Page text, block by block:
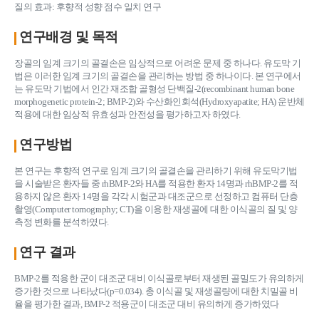
질의 효과: 후향적 성향 점수 일치 연구
연구배경 및 목적
장골의 임계 크기의 골결손은 임상적으로 어려운 문제 중 하나다. 유도막 기
법은 이러한 임계 크기의 골결손을 관리하는 방법 중 하나이다. 본 연구에서
는 유도막 기법에서 인간 재조합 골형성 단백질-2(recombinant human bone
morphogenetic protein-2; BMP-2)와 수산화인회석(Hydroxyapatite; HA) 운반체
적용에 대한 임상적 유효성과 안전성을 평가하고자 하였다.
연구방법
본 연구는 후향적 연구로 임계 크기의 골결손을 관리하기 위해 유도막기법
을 시술받은 환자들 중 rhBMP-2와 HA를 적용한 환자 14명과 rhBMP-2를 적
용하지 않은 환자 14명을 각각 시험군과 대조군으로 선정하고 컴퓨터 단층
촬영(Computer tomography; CT)을 이용한 재생골에 대한 이식골의 질 및 양
측정 변화를 분석하였다.
연구 결과
BMP-2를 적용한 군이 대조군 대비 이식골로부터 재생된 골밀도가 유의하게
증가한 것으로 나타났다(p=0.034). 총 이식골 및 재생골량에 대한 치밀골 비
율을 평가한 결과, BMP-2 적용군이 대조군 대비 유의하게 증가하였다